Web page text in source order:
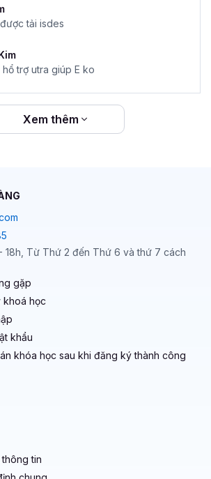
tải isdes
hổ trợ utra giúp E ko
Xem thêm
18h, Từ Thứ 2 đến Thứ 6 và thứ 7 cách
gặp
khoá học
khẩu
khóa học sau khi đăng ký thành công
tin